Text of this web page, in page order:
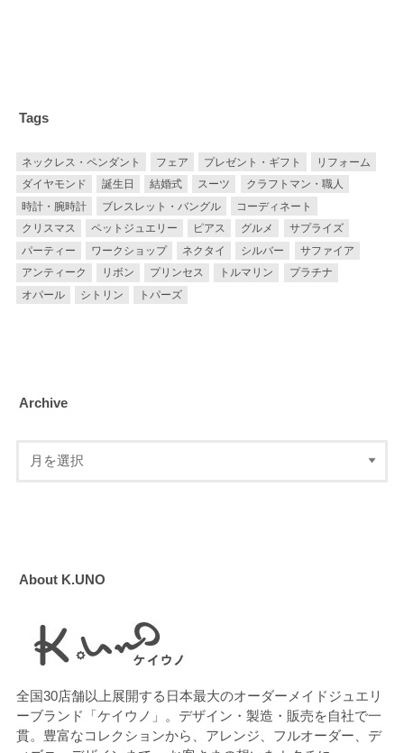
Tags
ネックレス・ペンダント フェア プレゼント・ギフト
リフォーム
ダイヤモンド
誕生日 結婚式 スーツ
クラフトマン・職人
時計・腕時計
ブレスレット・バングル
コーディネート
クリスマス
ペットジュエリー ピアス グルメ
サプライズ
パーティー
ワークショップ ネクタイ シルバー
サファイア
アンティーク
リボン プリンセス トルマリン
プラチナ
オパール
シトリン トパーズ
Archive
About K.UNO
全国30店舗以上展開する日本最大のオーダーメイドジュエリ
ーブランド「ケイウノ」。デザイン・製造・販売を自社で一
貫。豊富なコレクションから、アレンジ、フルオーダー、デ